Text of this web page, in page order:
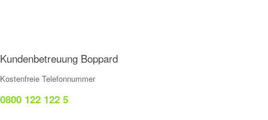
Kundenbetreuung Boppard
Kostenfreie Telefonnummer
0800 122 122 5